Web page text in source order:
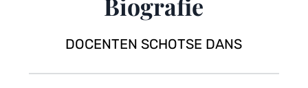
DOCENTEN SCHOTSE DANS